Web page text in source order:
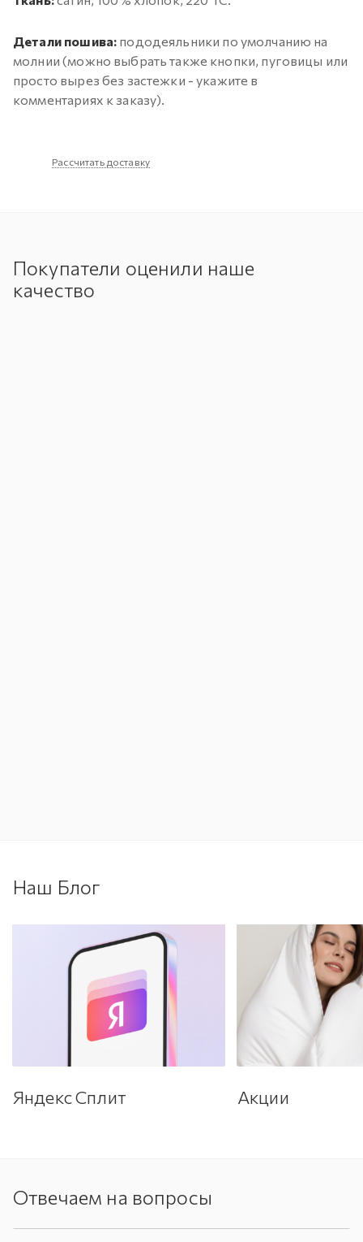
Детали пошива: пододеяльники по умолчанию на
молнии (можно выбрать также кнопки, пуговицы или
просто вырез без застежки - укажите в
комментариях к заказу).
Рассчитать доставку
Покупатели оценили наше
качество
Наш Блог
Яндекс Сплит Акции
Отвечаем на вопросы